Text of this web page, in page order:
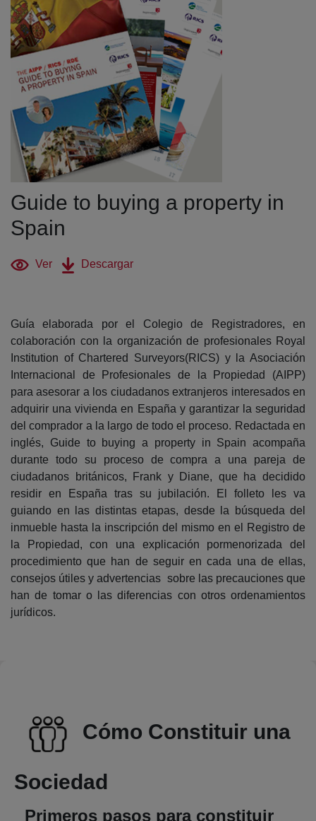
Guide to buying a property in
Spain
Ver (abre en nueva ventana)
Descargar(abre en nueva ventana)
Guía elaborada por el Colegio de Registradores, en
colaboración con la organización de profesionales Royal
Institution of Chartered Surveyors(RICS) y la Asociación
Internacional de Profesionales de la Propiedad (AIPP)
para asesorar a los ciudadanos extranjeros interesados en
adquirir una vivienda en España y garantizar la seguridad
del comprador a la largo de todo el proceso. Redactada en
inglés, Guide to buying a property in Spain acompaña
durante todo su proceso de compra a una pareja de
ciudadanos británicos, Frank y Diane, que ha decidido
residir en España tras su jubilación. El folleto les va
guiando en las distintas etapas, desde la búsqueda del
inmueble hasta la inscripción del mismo en el Registro de
la Propiedad, con una explicación pormenorizada del
procedimiento que han de seguir en cada una de ellas,
consejos útiles y advertencias sobre las precauciones que
han de tomar o las diferencias con otros ordenamientos
jurídicos.
Cómo Constituir una
Sociedad
Primeros pasos para constituir